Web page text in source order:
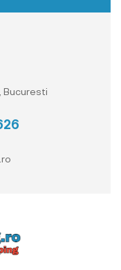
Bucuresti